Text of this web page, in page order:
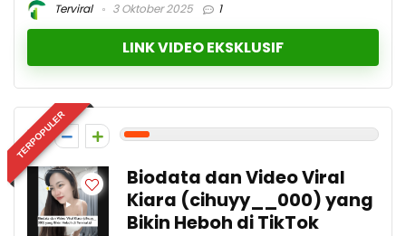
Terviral
3 Oktober 2025 1
LINK VIDEO EKSKLUSIF
TERPOPULER
1
Biodata dan Video Viral
Kiara (cihuyy__000) yang
Bikin Heboh di TikTok